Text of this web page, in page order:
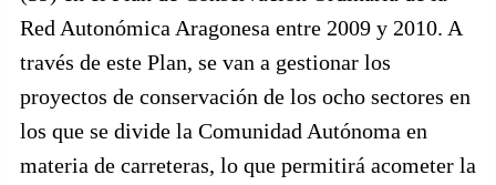
Red Autonómica Aragonesa entre 2009 y 2010. A
través de este Plan, se van a gestionar los
proyectos de conservación de los ocho sectores en
los que se divide la Comunidad Autónoma en
materia de carreteras, lo que permitirá acometer la